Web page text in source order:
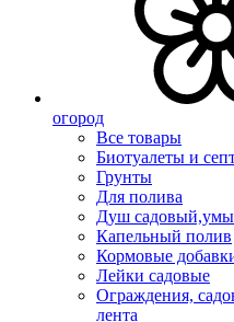
огород
Все товары
Биотуалеты и
Грунты
Для полива
Душ
Капельный полив
Кормовые
Лейки садовые
Ограждения,
лента